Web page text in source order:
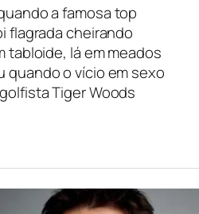
a famosa top
flagrada cheirando
tabloide, lá em meados
quando o vício em sexo
Tiger Woods